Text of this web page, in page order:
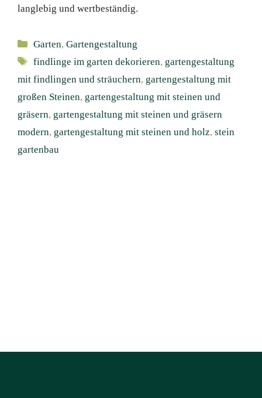
langlebig und wertbeständig.
Kategorien
Garten,Gartengestaltung
Schlagwörter
findlinge im garten dekorieren, gartengestaltung
mit findlingen und sträuchern, gartengestaltung mit
großen Steinen, gartengestaltung mit steinen und
gräsern, gartengestaltung mit steinen und gräsern
modern, gartengestaltung mit steinen und holz, stein
gartenbau